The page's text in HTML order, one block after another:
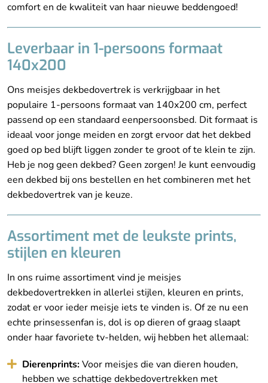
comfort en de kwaliteit van haar nieuwe beddengoed!
Leverbaar in 1-persoons formaat
140x200
Ons meisjes dekbedovertrek is verkrijgbaar in het
populaire 1-persoons formaat van 140x200 cm, perfect
passend op een standaard eenpersoonsbed. Dit formaat is
ideaal voor jonge meiden en zorgt ervoor dat het dekbed
goed op bed blijft liggen zonder te groot of te klein te zijn.
Heb je nog geen dekbed? Geen zorgen! Je kunt eenvoudig
een dekbed bij ons bestellen en het combineren met het
dekbedovertrek van je keuze.
Assortiment met de leukste prints,
stijlen en kleuren
In ons ruime assortiment vind je meisjes
dekbedovertrekken in allerlei stijlen, kleuren en prints,
zodat er voor ieder meisje iets te vinden is. Of ze nu een
echte prinsessenfan is, dol is op dieren of graag slaapt
onder haar favoriete tv-helden, wij hebben het allemaal:
Dierenprints:Voor meisjes die van dieren houden,
hebben we schattige dekbedovertrekken met